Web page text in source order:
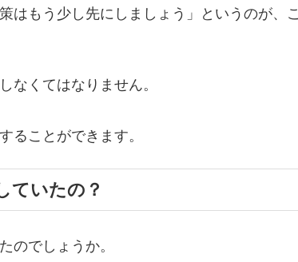
はもう少し先にしましょう」というのが、こ
なくてはなりません。
ることができます。
ていたの？
のでしょうか。